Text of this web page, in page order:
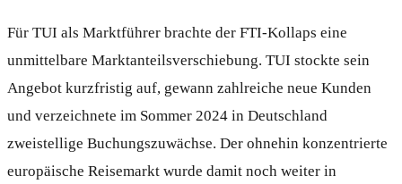
Für TUI als Marktführer brachte der FTI-Kollaps eine
unmittelbare Marktanteilsverschiebung. TUI stockte sein
Angebot kurzfristig auf, gewann zahlreiche neue Kunden
und verzeichnete im Sommer 2024 in Deutschland
zweistellige Buchungszuwächse. Der ohnehin konzentrierte
europäische Reisemarkt wurde damit noch weiter in